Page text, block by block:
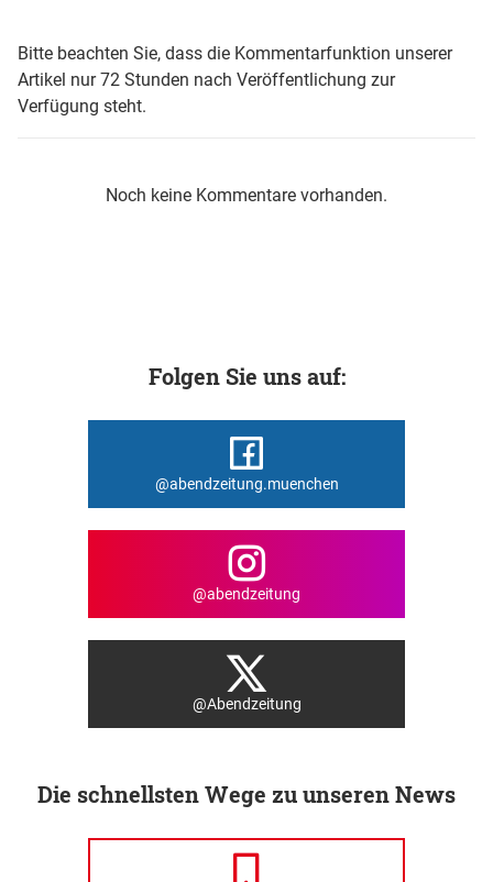
Bitte beachten Sie, dass die Kommentarfunktion unserer
Artikel nur 72 Stunden nach Veröffentlichung zur
Verfügung steht.
Noch keine Kommentare vorhanden.
Folgen Sie uns auf:
@abendzeitung.muenchen
@abendzeitung
@Abendzeitung
Die schnellsten Wege zu unseren News